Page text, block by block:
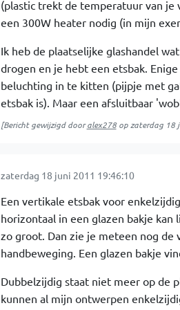
(plastic trekt de temperatuur van je
een 300W heater nodig (in mijn
Ik heb de plaatselijke glashandel
drogen en je hebt een etsbak.
beluchting in te kitten (pijpje met
etsbak is). Maar een afsluitbaar
[Bericht gewijzigd dooralex278op zaterdag 18
zaterdag 18 juni 2011 19:46:10
Een vertikale etsbak voor
horizontaal in een glazen bakje
zo groot. Dan zie je meteen nog
handbeweging. Een glazen bakje
Dubbelzijdig staat niet meer op de
kunnen al mijn ontwerpen